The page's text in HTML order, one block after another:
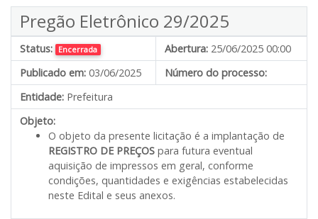
Pregão Eletrônico 29/2025
Status: Encerrada Abertura: 25/06/2025 00:00
Publicado em: 03/06/2025
Número do processo:
Entidade: Prefeitura
Objeto:
O objeto da presente licitação é a implantação de
REGISTRO DE PREÇOS para futura eventual
aquisição de impressos em geral, conforme
condições, quantidades e exigências estabelecidas
neste Edital e seus anexos.